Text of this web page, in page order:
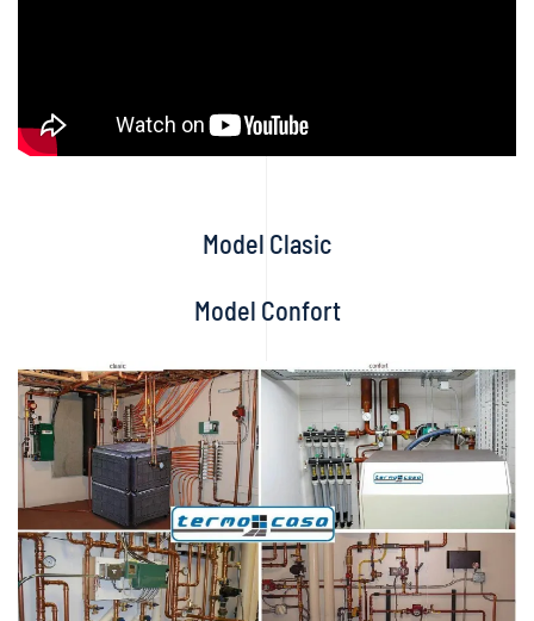
Model Clasic
Model Confort